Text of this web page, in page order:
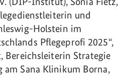
und
Holstein im
Pflegeprofi 2025“,
Bereichsleiterin Strategie
am Sana Klinikum Borna,